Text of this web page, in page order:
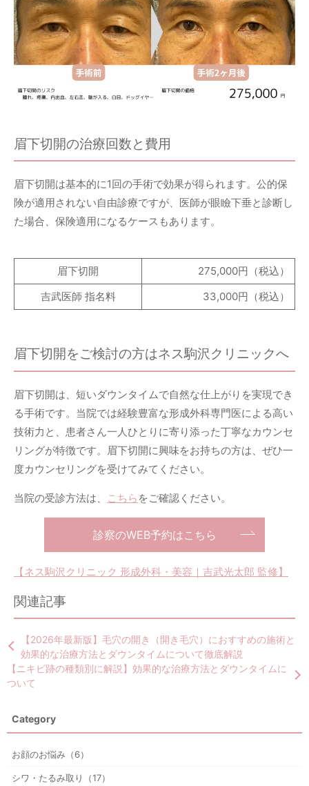
眉下切開の治療回数と費用
眉下切開は基本的に1回の手術で効果が得られます。公的保
険が適用されない自由診療ですが、医師が眼瞼下垂と診断し
た場合、保険適用になるケースもあります。
眉下切開
275,000円（税込）
吉武医師 指名料
33,000円（税込）
眉下切開をご検討の方はネス駒沢クリニックへ
眉下切開は、短いダウンタイムで自然な仕上がりを実現でき
る手術です。当院では経験豊富な形成外科専門医による高い
技術力と、患者さん一人ひとりに寄り添った丁寧なカウンセ
リングが特徴です。眉下切開に興味をお持ちの方は、ぜひ一
度カウンセリングを受けてみてください。
当院の受診方法は、 こちら をご確認ください。
診察のWEB予約はこちら
【ネス駒沢クリニック 形成外科・美容｜吉武光太郎 監修】
関連記事
【2026年最新版】毛穴の開き（開き毛穴）におすすめの施術と
効果的な治療方法とダウンタイムについて徹底解説
【ニキビ跡の種類別に解説】効果的な治療方法とダウンタイムに
ついて
Category
お顔のお悩み（6）
シワ・たるみ取り（17）